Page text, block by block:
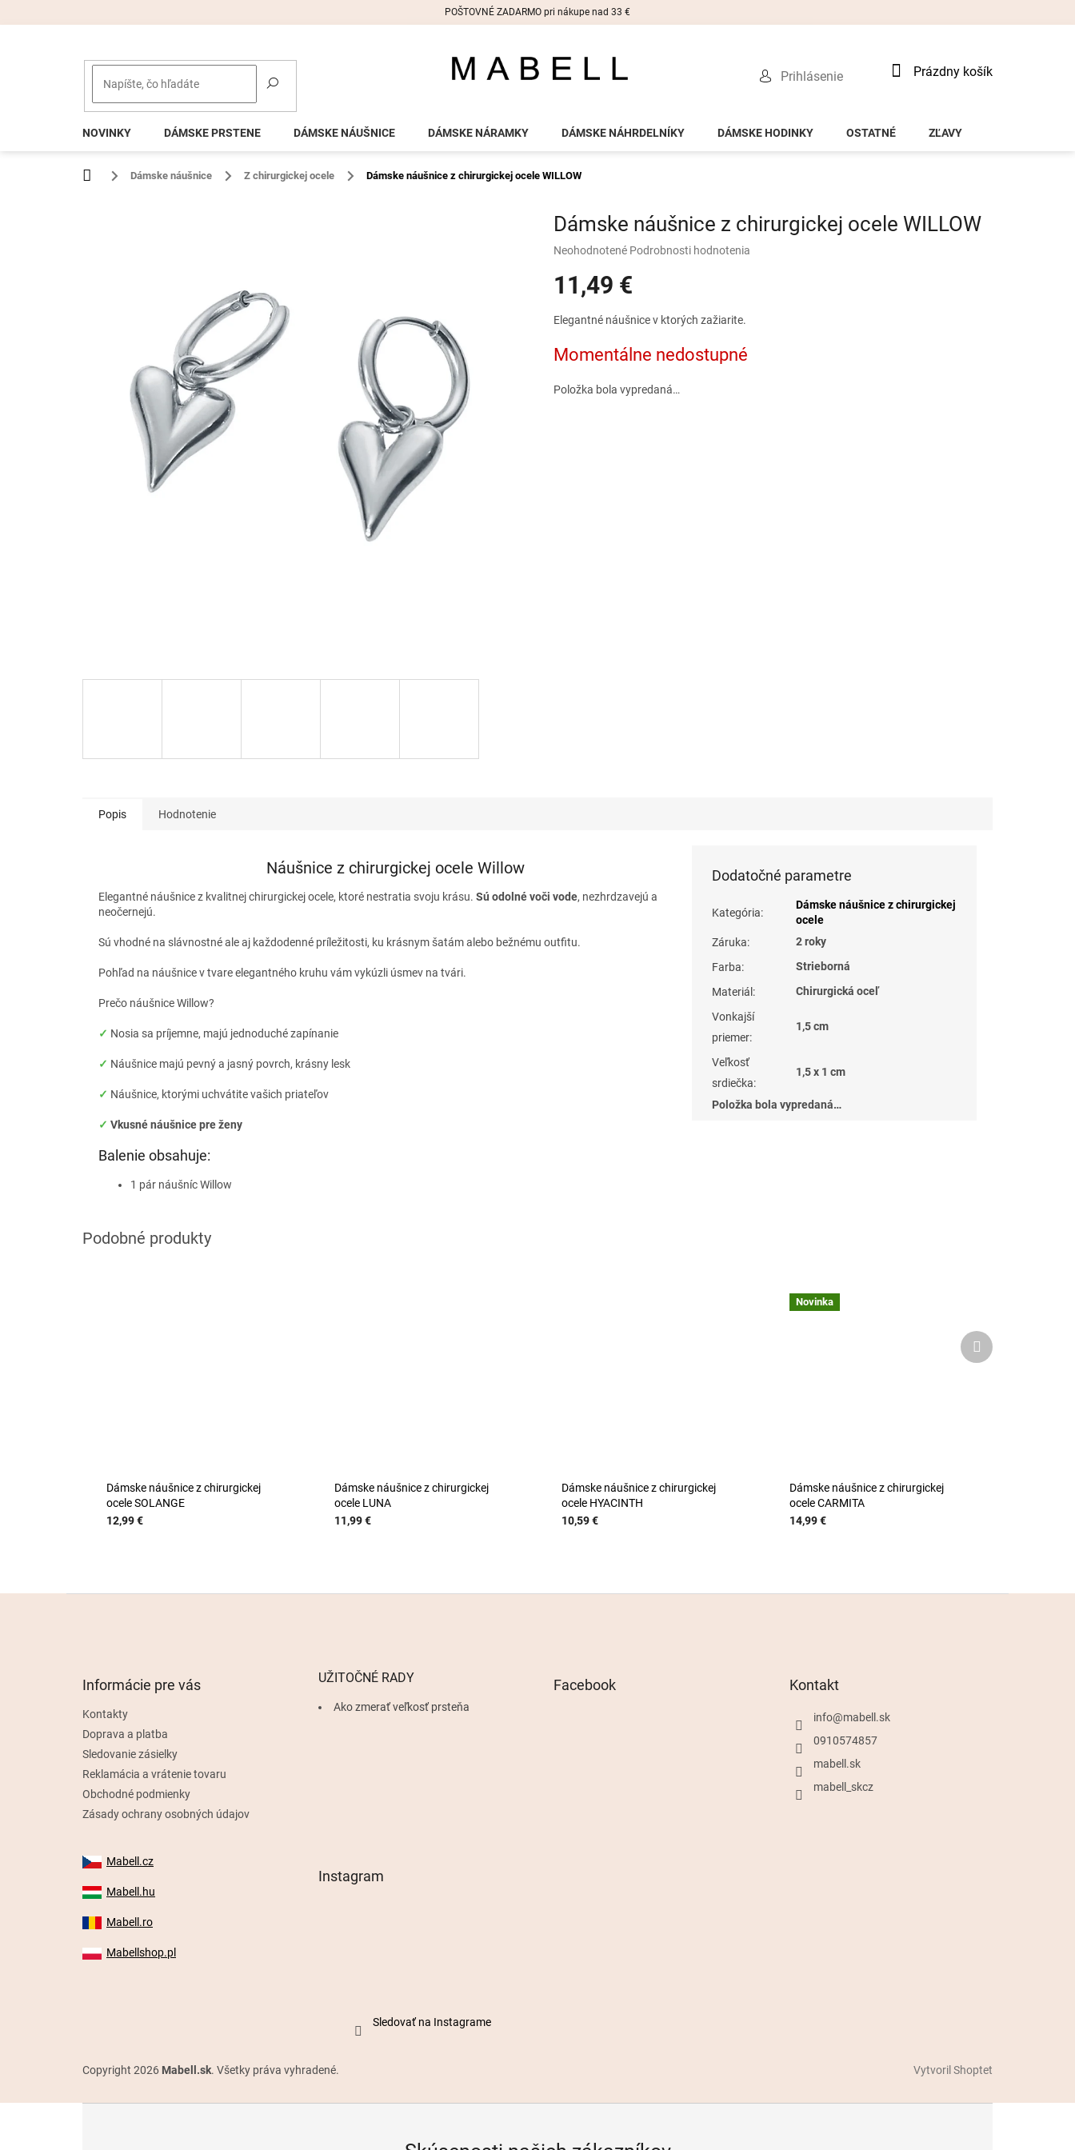
POŠTOVNÉ ZADARMO pri nákupe nad 33 €
Prihlásenie
Nákupný
Prázdny košík
NOVINKY DÁMSKE PRSTENE DÁMSKE NÁUŠNICE DÁMSKE NÁRAMKY DÁMSKE NÁHRDELNÍKY DÁMSKE HODINKY OSTATNÉ ZĽAVY
Domov Dámske náušnice Z chirurgickej ocele Dámske náušnice z chirurgickej ocele WILLOW
Dámske náušnice z chirurgickej ocele WILLOW
Priemerné
produktu
je
z
hviezdičiek.
Neohodnotené Podrobnosti hodnotenia
11,49 €
cena:
Elegantné náušnice v ktorých zažiarite.
Momentálne nedostupné
Položka bola vypredaná…
Popis Hodnotenie
Náušnice z chirurgickej ocele Willow
Elegantné náušnice z kvalitnej chirurgickej ocele, ktoré nestratia svoju krásu. Sú odolné voči vode, nezhrdzavejú a
neočernejú.
Sú vhodné na slávnostné ale aj každodenné príležitosti, ku krásnym šatám alebo bežnému outfitu.
Pohľad na náušnice v tvare elegantného kruhu vám vykúzli úsmev na tvári.
Prečo náušnice Willow?
✓ Nosia sa príjemne, majú jednoduché zapínanie
✓ Náušnice majú pevný a jasný povrch, krásny lesk
✓ Náušnice, ktorými uchvátite vašich priateľov
✓ Vkusné náušnice pre ženy
Balenie obsahuje:
1 pár náušníc Willow
Dodatočné parametre
Kategória:
Dámske náušnice z chirurgickej
ocele
Záruka:
2 roky
Farba:
Strieborná
Materiál :
Chirurgická oceľ
Vonkajší
priemer:
1,5 cm
Veľkosť
srdiečka:
1,5 x 1 cm
Položka bola vypredaná…
Dámske náušnice z chirurgickej
ocele SOLANGE
12,99 €
Dámske náušnice z chirurgickej
ocele LUNA
11,99 €
Dámske náušnice z chirurgickej
ocele HYACINTH
10,59 €
Novinka
Dámske náušnice z chirurgickej
ocele CARMITA
14,99 €
Ďalší
produkt
Informácie pre vás
Kontakty
Doprava a platba
Sledovanie zásielky
Reklamácia a vrátenie tovaru
Obchodné podmienky
Zásady ochrany osobných údajov
UŽITOČNÉ RADY
Ako zmerať veľkosť prsteňa
Facebook Kontakt
info@mabell.sk
0910574857
mabell.sk
mabell_skcz
Mabell.cz
Mabell.hu
Mabell.ro
Mabellshop.pl
Instagram
Sledovať na Instagrame
Vytvoril Shoptet
Copyright 2026 Mabell.sk. Všetky práva vyhradené.